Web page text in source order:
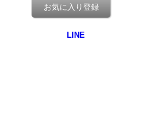
お気に入り登録